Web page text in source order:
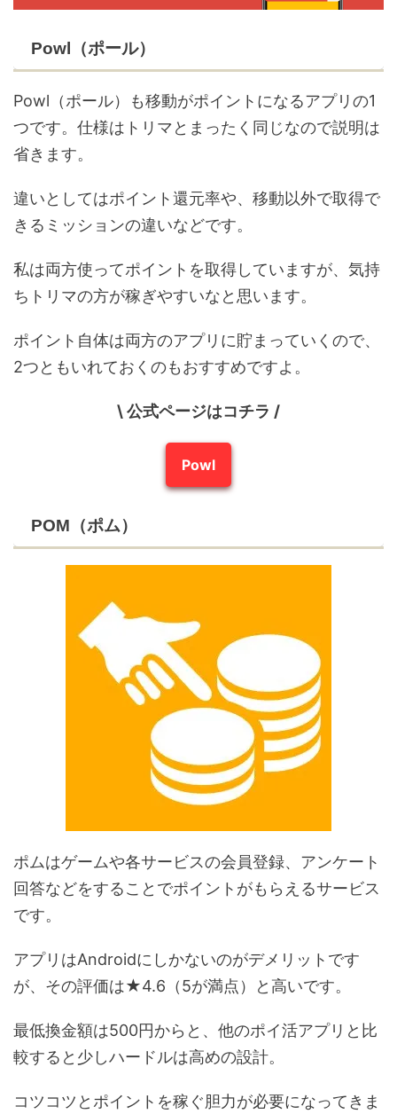
Powl（ポール）
Powl（ポール）も移動がポイントになるアプリの1
つです。仕様はトリマとまったく同じなので説明は
省きます。
違いとしてはポイント還元率や、移動以外で取得で
きるミッションの違いなどです。
私は両方使ってポイントを取得していますが、気持
ちトリマの方が稼ぎやすいなと思います。
ポイント自体は両方のアプリに貯まっていくので、
2つともいれておくのもおすすめですよ。
\ 公式ページはコチラ /
Powl
POM（ポム）
ポムはゲームや各サービスの会員登録、アンケート
回答などをすることでポイントがもらえるサービス
です。
アプリはAndroidにしかないのがデメリットです
が、その評価は★4.6（5が満点）と高いです。
最低換金額は500円からと、他のポイ活アプリと比
較すると少しハードルは高めの設計。
コツコツとポイントを稼ぐ胆力が必要になってきま